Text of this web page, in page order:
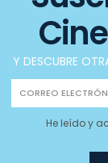
Y DESCUBRE
He leído y